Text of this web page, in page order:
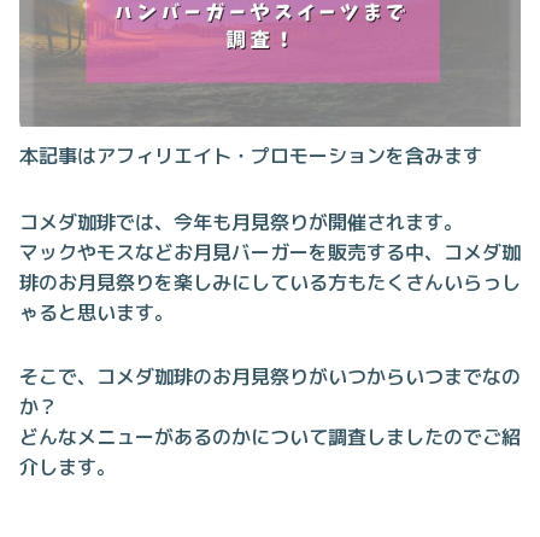
本記事はアフィリエイト・プロモーションを含みます
コメダ珈琲では、今年も月見祭りが開催されます。
マックやモスなどお月見バーガーを販売する中、コメダ珈
琲のお月見祭りを楽しみにしている方もたくさんいらっし
ゃると思います。
そこで、コメダ珈琲のお月見祭りがいつからいつまでなの
か？
どんなメニューがあるのかについて調査しましたのでご紹
介します。